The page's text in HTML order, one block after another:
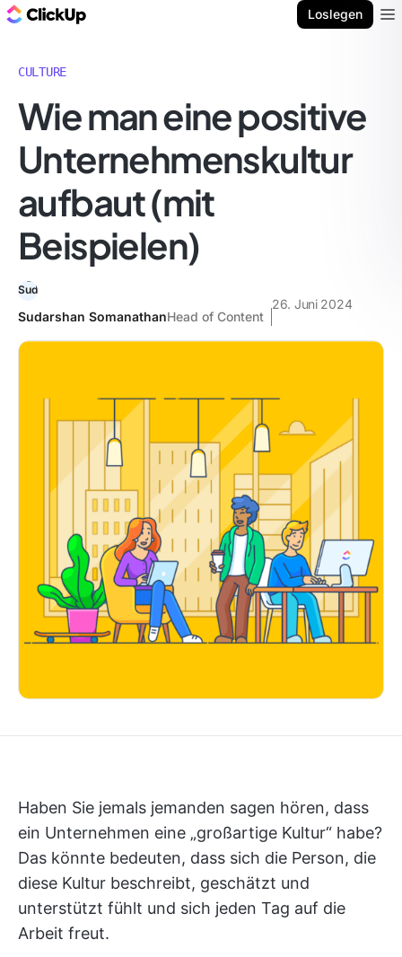
Loslegen
CULTURE
Wie man eine positive
Unternehmenskultur
aufbaut (mit
Beispielen)
Sudarshan SomanathanHead of Content
26. Juni 2024
Haben Sie jemals jemanden sagen hören, dass
ein Unternehmen eine „großartige Kultur“ habe?
Das könnte bedeuten, dass sich die Person, die
diese Kultur beschreibt, geschätzt und
unterstützt fühlt und sich jeden Tag auf die
Arbeit freut.